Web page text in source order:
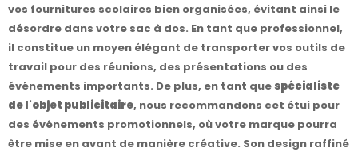
vos fournitures scolaires bien organisées, évitant ainsi le
désordre dans votre sac à dos. En tant que professionnel,
il constitue un moyen élégant de transporter vos outils de
travail pour des réunions, des présentations ou des
événements importants. De plus, en tant quespécialiste
de l'objet publicitaire, nous recommandons cet étui pour
des événements promotionnels, où votre marque pourra
être mise en avant de manière créative. Son design raffiné